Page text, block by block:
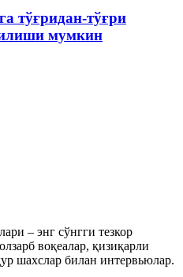
тўғридан-тўғри
мумкин
– энг сўнгги тезкор
воқеалар, қизиқарли
шахслар билан интервьюлар.